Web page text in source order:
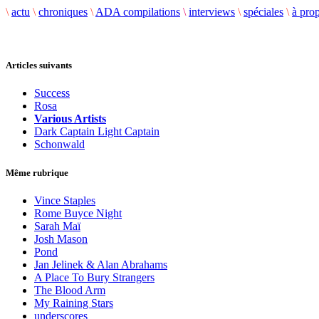
\ actu \ chroniques \ ADA compilations \ interviews \ spéciales \ à
Articles suivants
Success
Rosa
Various Artists
Dark Captain Light Captain
Schonwald
Même rubrique
Vince Staples
Rome Buyce Night
Sarah Maï
Josh Mason
Pond
Jan Jelinek & Alan Abrahams
A Place To Bury Strangers
The Blood Arm
My Raining Stars
underscores